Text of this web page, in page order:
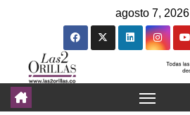
agosto 7, 2026